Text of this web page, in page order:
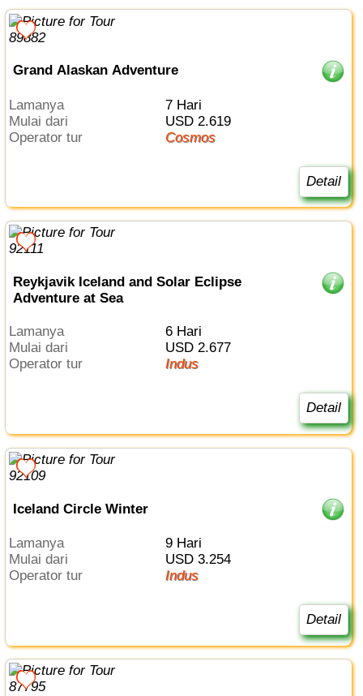
Grand Alaskan Adventure
Lamanya
7 Hari
Mulai dari
USD 2.619
Operator tur
Cosmos
Detail
Reykjavik Iceland and Solar Eclipse
Adventure at Sea
Lamanya
6 Hari
Mulai dari
USD 2.677
Operator tur
Indus
Detail
Iceland Circle Winter
Lamanya
9 Hari
Mulai dari
USD 3.254
Operator tur
Indus
Detail